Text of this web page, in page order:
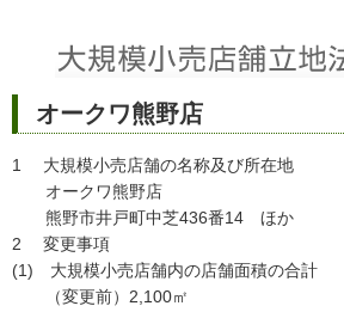
オークワ熊野店
1 大規模小売店舗の名称及び所在地
オークワ熊野店
熊野市井戸町中芝436番14 ほか
2 変更事項
(1) 大規模小売店舗内の店舗面積の合計
（変更前）2,100㎡